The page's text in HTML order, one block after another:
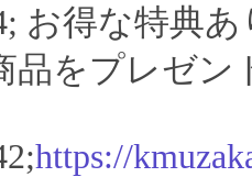
お得な特典
品をプレゼン
https://